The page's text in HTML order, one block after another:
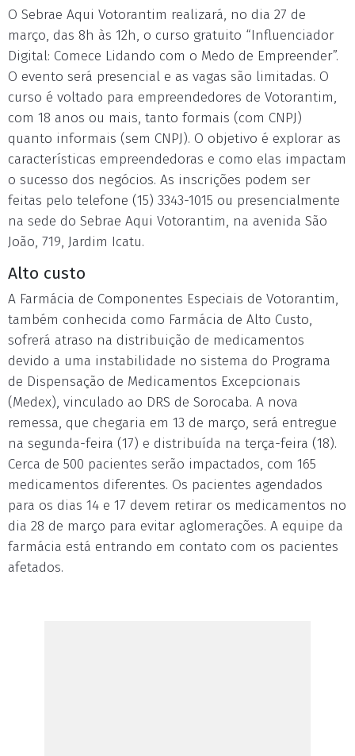
O Sebrae Aqui Votorantim realizará, no dia 27 de
março, das 8h às 12h, o curso gratuito “Influenciador
Digital: Comece Lidando com o Medo de Empreender”.
O evento será presencial e as vagas são limitadas. O
curso é voltado para empreendedores de Votorantim,
com 18 anos ou mais, tanto formais (com CNPJ)
quanto informais (sem CNPJ). O objetivo é explorar as
características empreendedoras e como elas impactam
o sucesso dos negócios. As inscrições podem ser
feitas pelo telefone (15) 3343-1015 ou presencialmente
na sede do Sebrae Aqui Votorantim, na avenida São
João, 719, Jardim Icatu.
Alto custo
A Farmácia de Componentes Especiais de Votorantim,
também conhecida como Farmácia de Alto Custo,
sofrerá atraso na distribuição de medicamentos
devido a uma instabilidade no sistema do Programa
de Dispensação de Medicamentos Excepcionais
(Medex), vinculado ao DRS de Sorocaba. A nova
remessa, que chegaria em 13 de março, será entregue
na segunda-feira (17) e distribuída na terça-feira (18).
Cerca de 500 pacientes serão impactados, com 165
medicamentos diferentes. Os pacientes agendados
para os dias 14 e 17 devem retirar os medicamentos no
dia 28 de março para evitar aglomerações. A equipe da
farmácia está entrando em contato com os pacientes
afetados.